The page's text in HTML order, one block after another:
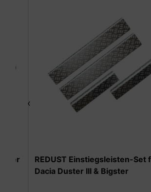
‹
REDUST Einstiegsleisten-Set für
Dacia Duster III & Bigster